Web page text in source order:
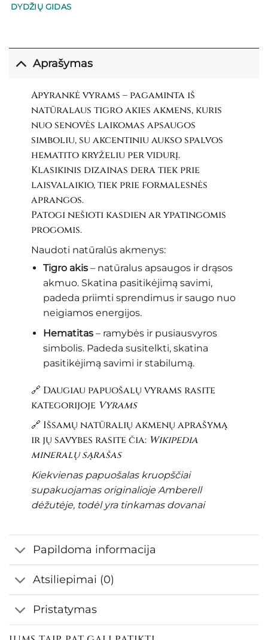
DYDŽIŲ GIDAS
Aprašymas
Apyrankė vyrams – pagaminta iš
natūralaus tigro akies akmens, kuris
nuo senovės laikomas apsaugos
simboliu, su akcentiniu aukso spalvos
hematito kryželiu per vidurį.
Klasikinis dizainas dera tiek prie
laisvalaikio, tiek prie formalesnės
aprangos.
Patogi nešioti kasdien ar ypatingomis
progomis.
Naudoti natūralūs akmenys:
Tigro akis– natūralus apsaugos ir drąsos
akmuo. Skatina pasitikėjimą savimi,
padeda priimti sprendimus ir saugo nuo
neigiamos energijos.
Hematitas– ramybės ir pusiausvyros
simbolis. Padeda susitelkti, skatina
pasitikėjimą savimi ir stabilumą.
🔗 Daugiau papuošalų vyrams rasite
kategorijoje Vyrams
🔗 Išsamų natūralių akmenų aprašymą
ir jų savybes rasite čia: Wikipedia
mineralų sąrašas
Kiekvienas papuošalas kruopščiai
supakuojamas originalioje Amberell
dėžutėje, todėl yra tinkamas dovanai
Papildoma informacija
Atsiliepimai (0)
Pristatymas